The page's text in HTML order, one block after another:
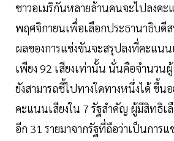
ชาวอเมริกันหลายล้านคนจะไปลงค
พฤศจิกายนเพื่อเลือกประธานาธิบดี
ผลของการแข่งขันจะสรุปลงที่คะแนน
เพียง 92 เสียงเท่านั้น นั่นคือจำนว
ยังสามารถชี้ไปทางใดทางหนึ่งได้ ขึ้น
คะแนนเสียงใน 7 รัฐสำคัญ ผู้มีสิทธิเ
อีก 31 รายมาจากรัฐที่ถือว่าเป็นการ